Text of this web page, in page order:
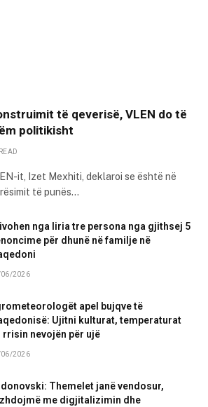
të qeverisë, VLEN do të
politikisht
it, Izet Mexhiti, deklaroi se është në
të punës…
nga liria tre persona nga gjithsej 5
për dhunë në familje në
2026
apel bujqve të
Ujitni kulturat, temperaturat
rrisin nevojën për ujë
2026
Themelet janë vendosur,
me digjitalizimin dhe